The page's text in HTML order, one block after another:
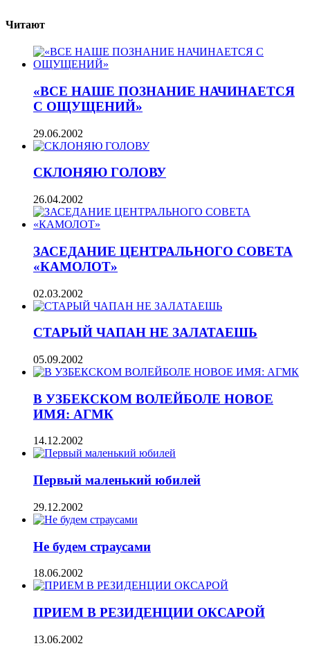
Читают
«ВСЕ НАШЕ ПОЗНАНИЕ НАЧИНАЕТСЯ
С ОЩУЩЕНИЙ»
29.06.2002
СКЛОНЯЮ ГОЛОВУ
26.04.2002
ЗАСЕДАНИЕ ЦЕНТРАЛЬНОГО СОВЕТА
«КАМОЛОТ»
02.03.2002
СТАРЫЙ ЧАПАН НЕ ЗАЛАТАЕШЬ
05.09.2002
В УЗБЕКСКОМ ВОЛЕЙБОЛЕ НОВОЕ
ИМЯ: АГМК
14.12.2002
Первый маленький юбилей
29.12.2002
Не будем страусами
18.06.2002
ПРИЕМ В РЕЗИДЕНЦИИ ОКСАРОЙ
13.06.2002